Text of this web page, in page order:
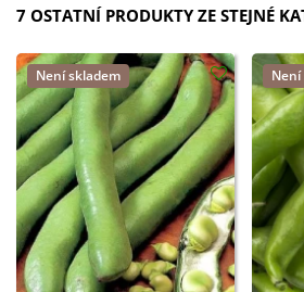
7 OSTATNÍ PRODUKTY ZE STEJNÉ
Není skladem